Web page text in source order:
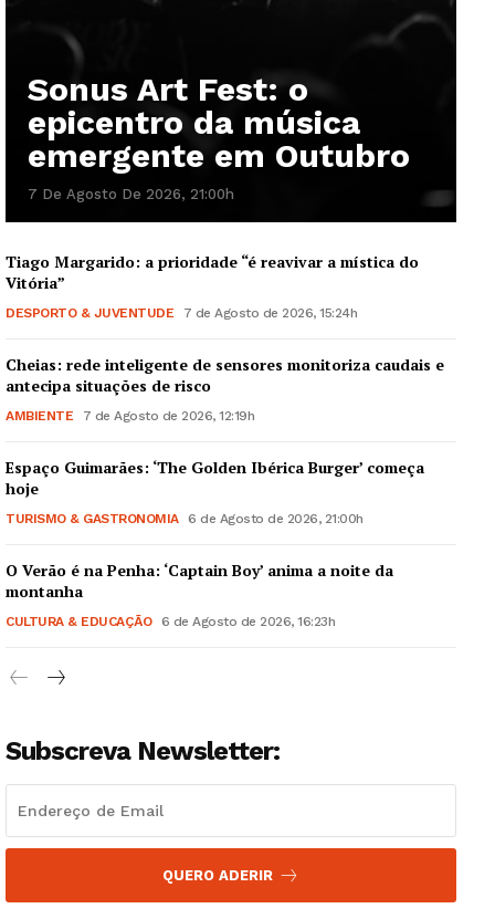
Guimarães, agora!
SUBSCREVA JÁ!
Institucional
Edição Digital
Publicidade
Sonus Art Fest: o
epicentro da música
emergente em Outubro
7 De Agosto De 2026, 21:00h
Tiago Margarido: a prioridade “é reavivar a mística do
Vitória”
DESPORTO & JUVENTUDE 7 de Agosto de 2026, 15:24h
Cheias: rede inteligente de sensores monitoriza caudais e
antecipa situações de risco
AMBIENTE 7 de Agosto de 2026, 12:19h
Espaço Guimarães: ‘The Golden Ibérica Burger’ começa
hoje
TURISMO & GASTRONOMIA 6 de Agosto de 2026, 21:00h
O Verão é na Penha: ‘Captain Boy’ anima a noite da
montanha
CULTURA & EDUCAÇÃO 6 de Agosto de 2026, 16:23h
Subscreva Newsletter:
QUERO ADERIR